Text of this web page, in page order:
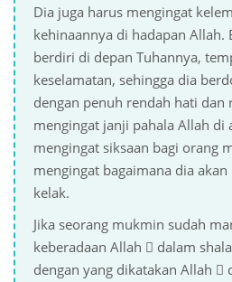
Dia juga harus mengingat
kehinaannya di hadapan Allah.
berdiri di depan Tuhannya,
keselamatan, sehingga dia
dengan penuh rendah hati dan
mengingat janji pahala Allah di
mengingat siksaan bagi orang
mengingat bagaimana dia
kelak.
Jika seorang mukmin sudah
keberadaan Allah  dalam
dengan yang dikatakan Allah 